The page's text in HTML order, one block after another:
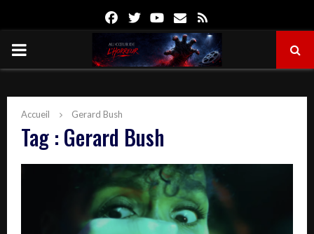
FacebookTwitterYoutube
Email
PRIMARY
Accueil Gerard Bush
Tag : Gerard Bush